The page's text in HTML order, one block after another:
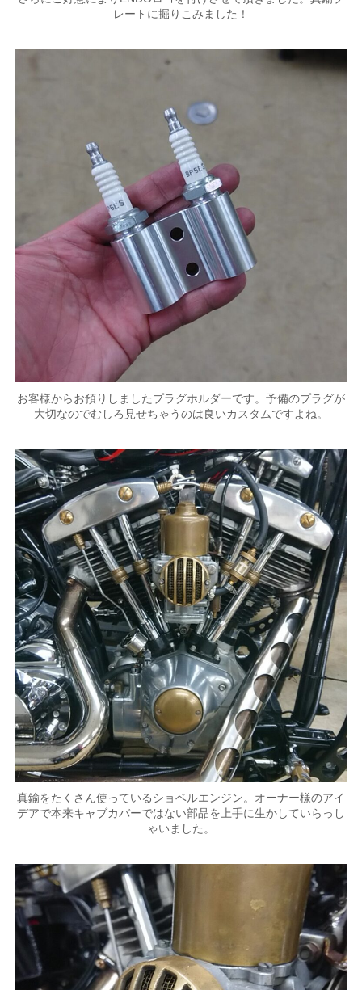
レートに掘りこみました！
お客様からお預りしましたプラグホルダーです。予備のプラグが
大切なのでむしろ見せちゃうのは良いカスタムですよね。
真鍮をたくさん使っているショベルエンジン。オーナー様のアイ
デアで本来キャブカバーではない部品を上手に生かしていらっし
ゃいました。